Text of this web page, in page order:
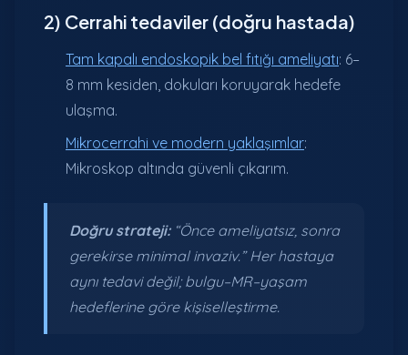
2) Cerrahi tedaviler (doğru hastada)
Tam kapalı endoskopik bel fıtığı ameliyatı: 6–
8 mm kesiden, dokuları koruyarak hedefe
ulaşma.
Mikrocerrahi ve modern yaklaşımlar:
Mikroskop altında güvenli çıkarım.
Doğru strateji:“Önce ameliyatsız, sonra
gerekirse minimal invaziv.” Her hastaya
aynı tedavi değil; bulgu–MR–yaşam
hedeflerine göre kişiselleştirme.